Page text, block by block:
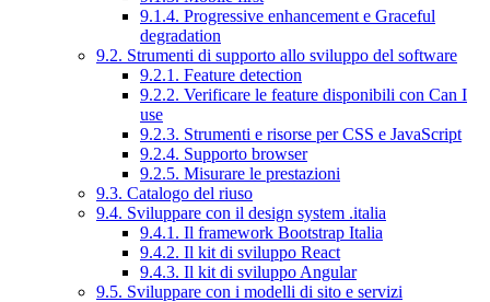
9.1.4. Progressive enhancement e Graceful
degradation
9.2. Strumenti di supporto allo sviluppo del software
9.2.1. Feature detection
9.2.2. Verificare le feature disponibili con Can I
use
9.2.3. Strumenti e risorse per CSS e JavaScript
9.2.4. Supporto browser
9.2.5. Misurare le prestazioni
9.3. Catalogo del riuso
9.4. Sviluppare con il design system .italia
9.4.1. Il framework Bootstrap Italia
9.4.2. Il kit di sviluppo React
9.4.3. Il kit di sviluppo Angular
9.5. Sviluppare con i modelli di sito e servizi